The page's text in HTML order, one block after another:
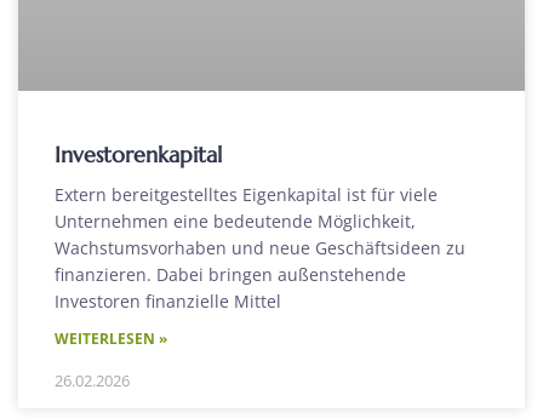
Investorenkapital
Extern bereitgestelltes Eigenkapital ist für viele
Unternehmen eine bedeutende Möglichkeit,
Wachstumsvorhaben und neue Geschäftsideen zu
finanzieren. Dabei bringen außenstehende
Investoren finanzielle Mittel
WEITERLESEN »
26.02.2026